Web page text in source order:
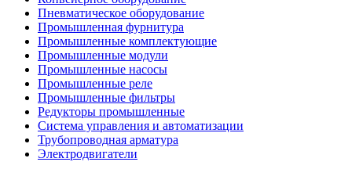
Пневматическое оборудование
Промышленная фурнитура
Промышленные комплектующие
Промышленные модули
Промышленные насосы
Промышленные реле
Промышленные фильтры
Редукторы промышленные
Система управления и автоматизации
Трубопроводная арматура
Электродвигатели